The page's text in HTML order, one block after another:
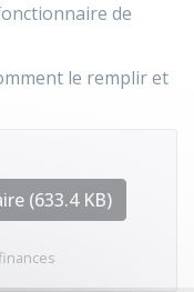
de
le remplir et
(633.4 KB)